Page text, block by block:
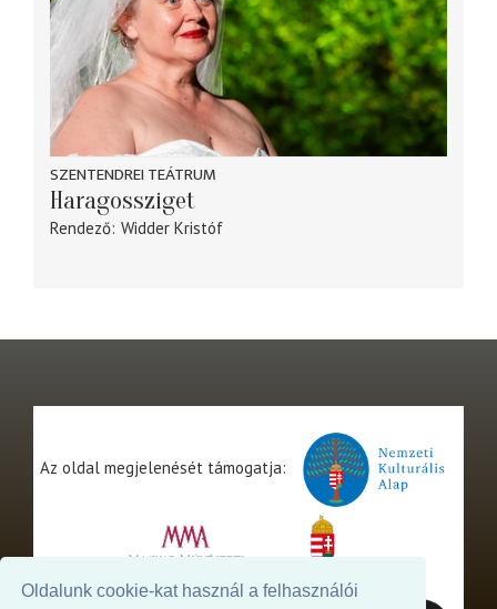
Oldalunk cookie-kat használ a felhasználói
SZENTENDREI TEÁTRUM
Haragossziget
Rendező Widder Kristóf
Az oldal megjelenését támogatja: